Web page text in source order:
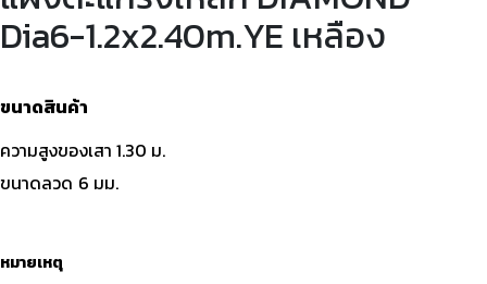
Dia6-1.2x2.40m.YE เหลือง
ขนาดสินค้า
ความสูงของเสา 1.30 ม.
ขนาดลวด 6 มม.
หมายเหตุ